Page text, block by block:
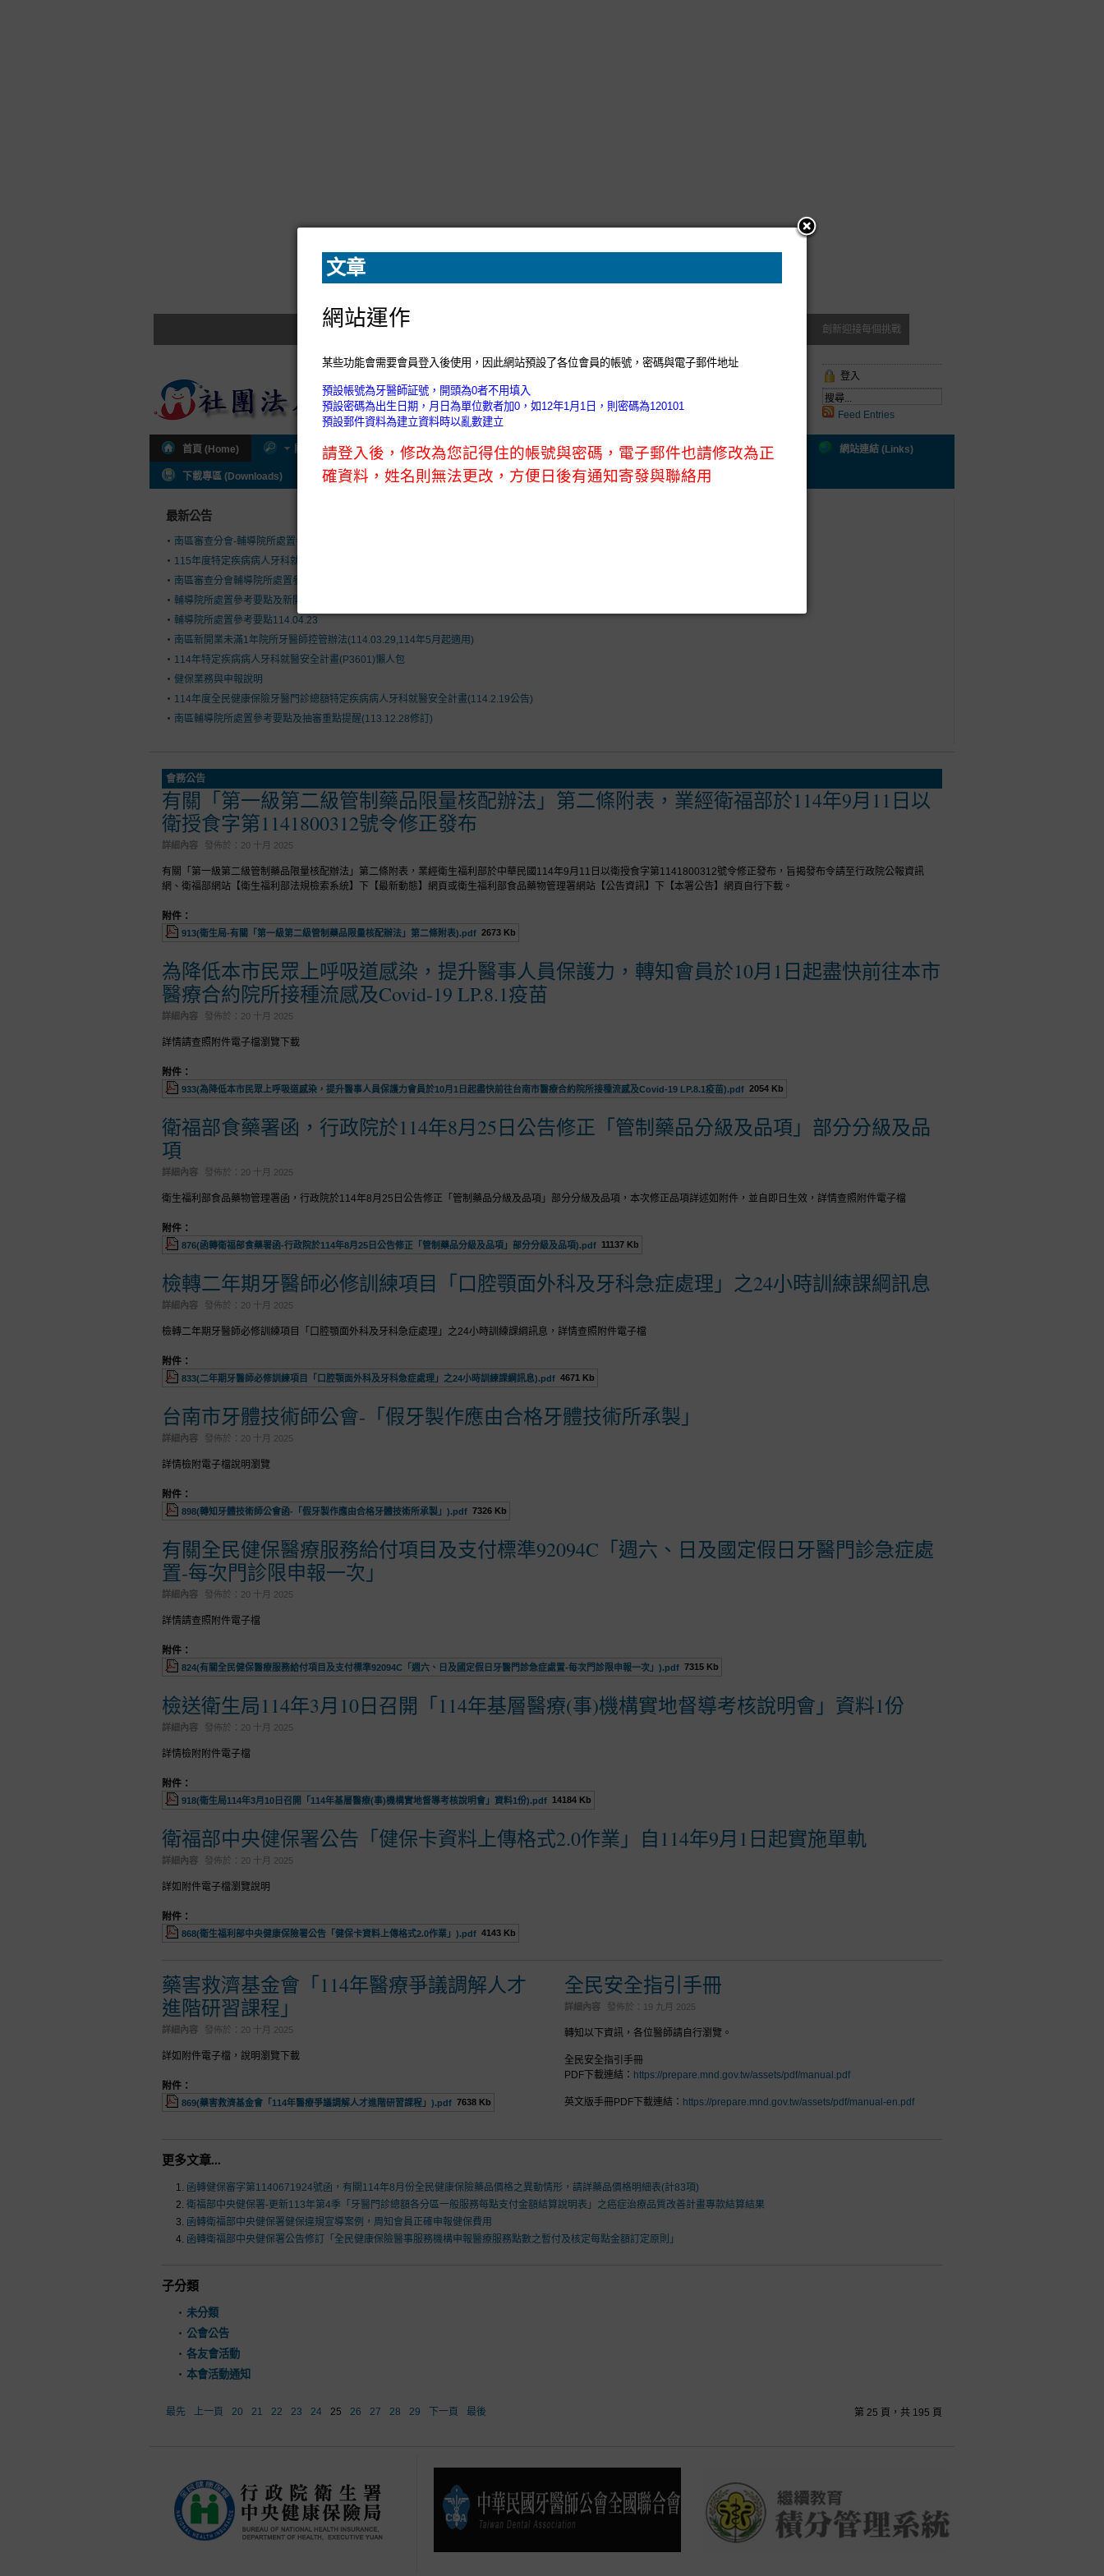
創新迎接每個挑戰
登入
Feed Entries
首頁 (Home) 關於公會 (About) 會務公告 (News) 會員天地 (Members) 口衛教室 (Oral Health) 網站連結 (Links)
下載專區 (Downloads) 公會通知 (Information)
最新公告
南區審查分會-輔導院所處置參考要點及新開執業未滿1年控管辦法及新開業額度及抽審原則
115年度特定疾病病人牙科就醫安全計畫(P3601C)
南區審查分會輔導院所處置參考要點(114.9.11通過).
輔導院所處置參考要點及新開執業控管辦法(114.4.17)
輔導院所處置參考要點114.04.23
南區新開業未滿1年院所牙醫師控管辦法(114.03.29,114年5月起適用)
114年特定疾病病人牙科就醫安全計畫(P3601)懶人包
健保業務與申報說明
114年度全民健康保險牙醫門診總額特定疾病病人牙科就醫安全計畫(114.2.19公告)
南區輔導院所處置參考要點及抽審重點提醒(113.12.28修訂)
會務公告
有關「第一級第二級管制藥品限量核配辦法」第二條附表，業經衛福部於114年9月11日以
衛授食字第1141800312號令修正發布
詳細內容 發佈於： 20 十月 2025
有關「第一級第二級管制藥品限量核配辦法」第二條附表，業經衛生福利部於中華民國114年9月11日以衛授食字第1141800312號令修正發布，旨揭發布令請至行政院公報資訊
網、衛福部網站【衛生福利部法規檢索系統】下【最新動態】網頁或衛生福利部食品藥物管理署網站【公告資訊】下【本署公告】網頁自行下載。
附件：
913(衛生局-有關「第一級第二級管制藥品限量核配辦法」第二條附表).pdf 2673 Kb
為降低本市民眾上呼吸道感染，提升醫事人員保護力，轉知會員於10月1日起盡快前往本市
醫療合約院所接種流感及Covid-19 LP.8.1疫苗
詳細內容 發佈於： 20 十月 2025
詳情請查照附件電子檔瀏覽下載
附件：
933(為降低本市民眾上呼吸道感染，提升醫事人員保護力會員於10月1日起盡快前往台南市醫療合約院所接種流感及Covid-19 LP.8.1疫苗).pdf 2054 Kb
衛福部食藥署函，行政院於114年8月25日公告修正「管制藥品分級及品項」部分分級及品
項
詳細內容 發佈於： 20 十月 2025
衛生福利部食品藥物管理署函，行政院於114年8月25日公告修正「管制藥品分級及品項」部分分級及品項，本次修正品項詳述如附件，並自即日生效，詳情查照附件電子檔
附件：
876(函轉衛福部食藥署函-行政院於114年8月25日公告修正「管制藥品分級及品項」部分分級及品項).pdf 11137 Kb
檢轉二年期牙醫師必修訓練項目「口腔顎面外科及牙科急症處理」之24小時訓練課綱訊息
詳細內容 發佈於： 20 十月 2025
檢轉二年期牙醫師必修訓練項目「口腔顎面外科及牙科急症處理」之24小時訓練課綱訊息，詳情查照附件電子檔
附件：
833(二年期牙醫師必修訓練項目「口腔顎面外科及牙科急症處理」之24小時訓練課綱訊息).pdf 4671 Kb
台南市牙體技術師公會-「假牙製作應由合格牙體技術所承製」
詳細內容 發佈於： 20 十月 2025
詳情檢附電子檔說明瀏覽
附件：
898(轉知牙體技術師公會函-「假牙製作應由合格牙體技術所承製」).pdf 7326 Kb
有關全民健保醫療服務給付項目及支付標準92094C「週六、日及國定假日牙醫門診急症處
置-每次門診限申報一次」
詳細內容 發佈於： 20 十月 2025
詳情請查照附件電子檔
附件：
824(有關全民健保醫療服務給付項目及支付標準92094C「週六、日及國定假日牙醫門診急症處置-每次門診限申報一次」).pdf 7315 Kb
檢送衛生局114年3月10日召開「114年基層醫療(事)機構實地督導考核說明會」資料1份
詳細內容 發佈於： 20 十月 2025
詳情檢附附件電子檔
附件：
918(衛生局114年3月10日召開「114年基層醫療(事)機構實地督導考核說明會」資料1份).pdf 14184 Kb
衛福部中央健保署公告「健保卡資料上傳格式2.0作業」自114年9月1日起實施單軌
詳細內容 發佈於： 20 十月 2025
詳如附件電子檔瀏覽說明
附件：
868(衛生福利部中央健康保險署公告「健保卡資料上傳格式2.0作業」).pdf 4143 Kb
藥害救濟基金會「114年醫療爭議調解人才
進階研習課程」
詳細內容 發佈於： 20 十月 2025
詳如附件電子檔，說明瀏覽下載
附件：
869(藥害救濟基金會「114年醫療爭議調解人才進階研習課程」).pdf 7638 Kb
全民安全指引手冊
詳細內容 發佈於： 19 九月 2025
轉知以下資訊，各位醫師請自行瀏覽。
全民安全指引手冊
PDF下載連結： https://prepare.mnd.gov.tw/assets/pdf/manual.pdf
英文版手冊PDF下載連結： https://prepare.mnd.gov.tw/assets/pdf/manual-en.pdf
更多文章...
函轉健保審字第1140671924號函，有關114年8月份全民健康保險藥品價格之異動情形，請詳藥品價格明細表(計83項)
衛福部中央健保署-更新113年第4季「牙醫門診總額各分區一般服務每點支付金額結算說明表」之癌症治療品質改善計畫專款結算結果
函轉衛福部中央健保署健保違規宣導案例，周知會員正確申報健保費用
函轉衛福部中央健保署公告修訂「全民健康保險醫事服務機構申報醫療服務點數之暫付及核定每點金額訂定原則」
子分類
未分類
公會公告
各友會活動
本會活動通知
第 25 頁，共 195 頁
最先 上一頁 20 21 22 23 24 25 26 27 28 29 下一頁 最後